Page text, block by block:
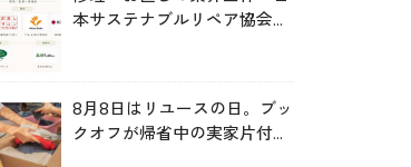
本サステナブルリペア協会
8月8日はリユースの日。ブッ
クオフが帰省中の実家片付け